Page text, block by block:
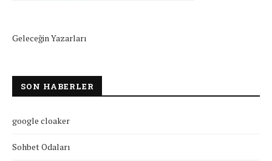
Geleceğin Yazarları
SON HABERLER
google cloaker
Sohbet Odaları